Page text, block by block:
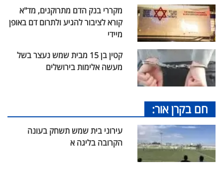
מקררי בנק הדם מתרוקנים, מד"א
קורא לציבור להגיע ולתרום דם באופן
מיידי
קטין בן 15 מבית שמש נעצר בשל
מעשה אלימות בירושלים
חם בקרן אור:
עירוני בית שמש תשחק בעונה
הקרובה בליגה א